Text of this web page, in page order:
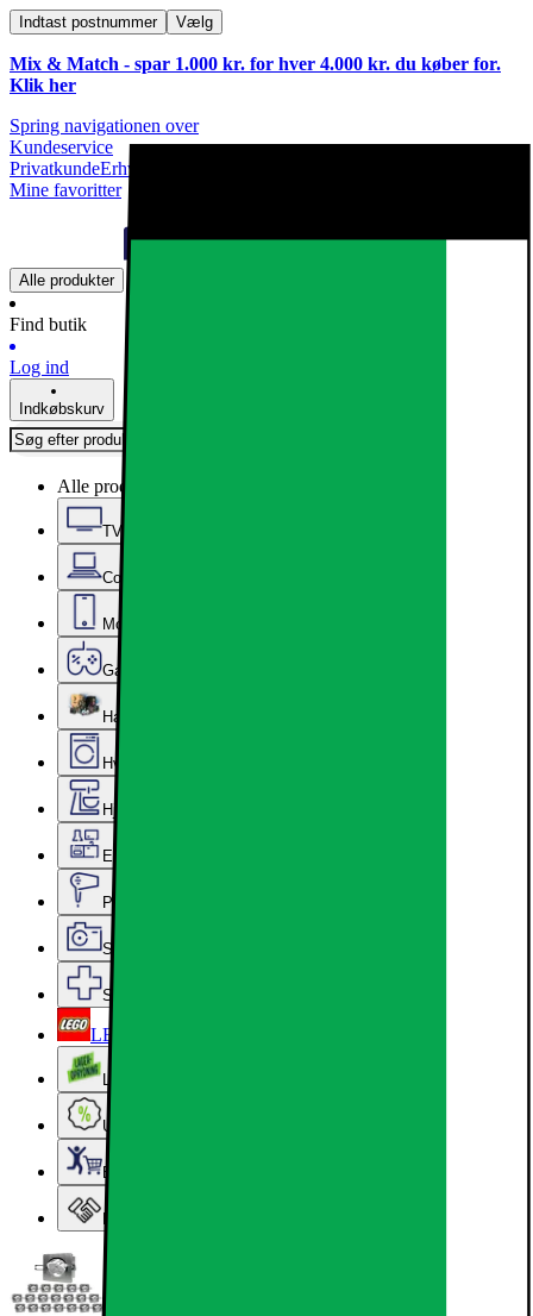
Indtast postnummer Vælg
Mix & Match - spar 1.000 kr. for hver 4.000 kr. du køber for.
Klik her
Spring navigationen over
Kundeservice
PrivatkundeErhvervskunde
Mine favoritter
Alle produkter
Find butik
Log ind
Indkøbskurv
Alle produkter
TV, Lyd & Smart Home
Computer & Kontor
Mobil, Tablet & Smartwatch
Gaming
Hardware
Hvidevarer
Hjem, Rengøring & Køkkenudstyr
Epoq køkken & bryggers
Personlig pleje, Skønhed & Velvære
Sport, Fritid & Hobby
Services & tilbehør
LEGO
Lageroprydning
Ugens tilbud - og andre gode priser
Elgigantens Kundeklub
Elgiganten Erhverv